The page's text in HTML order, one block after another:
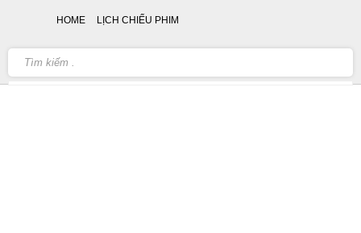
HOME LỊCH CHIẾU PHIM